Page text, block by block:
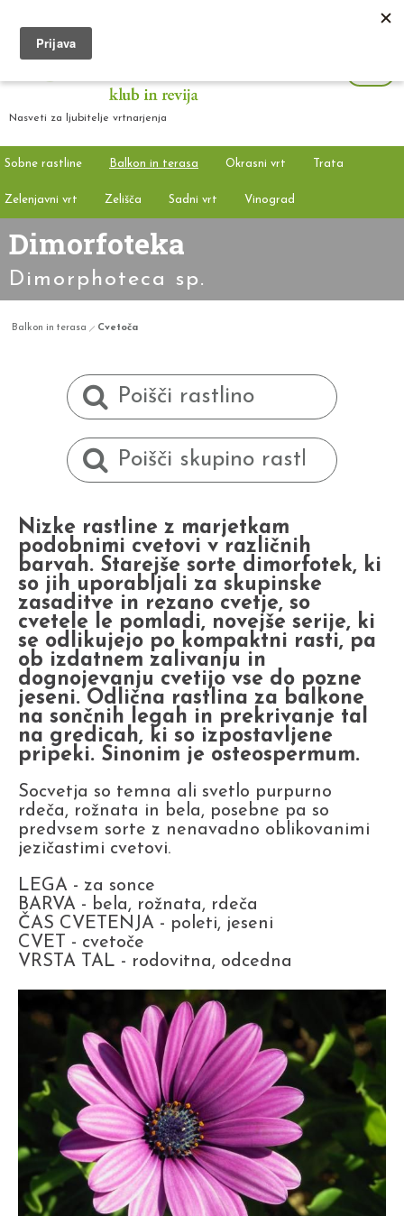
Nasveti za ljubitelje vrtnarjenja
Sobne rastline Balkon in terasa Okrasni vrt Trata
Zelenjavni vrt Zelišča Sadni vrt Vinograd
Dimorfoteka
Dimorphoteca sp.
Balkon in terasa Cvetoča
Nizke rastline z marjetkam
podobnimi cvetovi v različnih
barvah. Starejše sorte dimorfotek, ki
so jih uporabljali za skupinske
zasaditve in rezano cvetje, so
cvetele le pomladi, novejše serije, ki
se odlikujejo po kompaktni rasti, pa
ob izdatnem zalivanju in
dognojevanju cvetijo vse do pozne
jeseni. Odlična rastlina za balkone
na sončnih legah in prekrivanje tal
na gredicah, ki so izpostavljene
pripeki. Sinonim je osteospermum.
Socvetja so temna ali svetlo purpurno
rdeča, rožnata in bela, posebne pa so
predvsem sorte z nenavadno oblikovanimi
jezičastimi cvetovi.
LEGA - za sonce
BARVA - bela, rožnata, rdeča
ČAS CVETENJA - poleti, jeseni
CVET - cvetoče
VRSTA TAL - rodovitna, odcedna